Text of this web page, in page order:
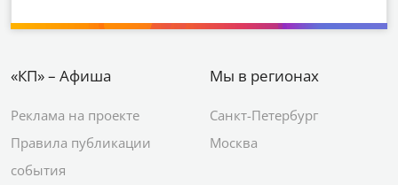
«КП» – Афиша
Реклама на проекте
Правила публикации
события
Мы в регионах
Санкт-Петербург
Москва